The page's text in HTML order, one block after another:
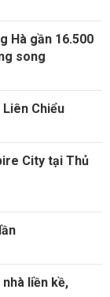
Hà gần 16.500
song
Chiểu
City tại Thủ
liền kề,